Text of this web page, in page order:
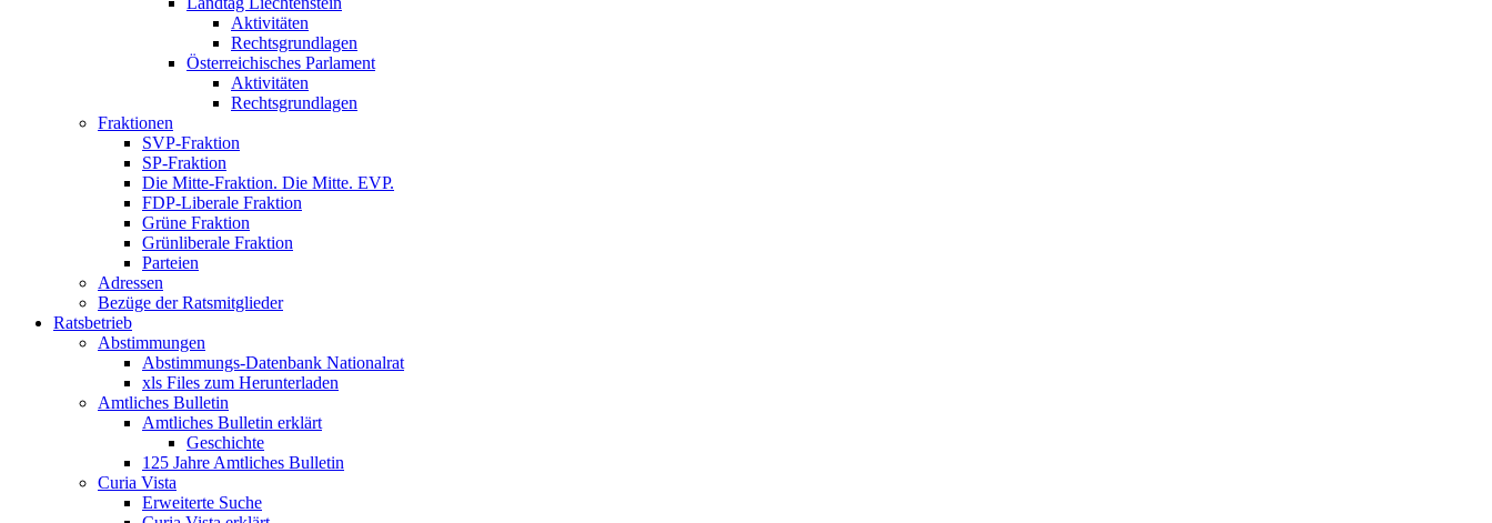
Aktivitäten
Rechtsgrundlagen
Österreichisches Parlament
Aktivitäten
Rechtsgrundlagen
Fraktionen
SVP-Fraktion
SP-Fraktion
Die Mitte-Fraktion. Die Mitte. EVP.
FDP-Liberale Fraktion
Grüne Fraktion
Grünliberale Fraktion
Parteien
Adressen
Bezüge der Ratsmitglieder
Ratsbetrieb
Abstimmungen
Abstimmungs-Datenbank Nationalrat
xls Files zum Herunterladen
Amtliches Bulletin
Amtliches Bulletin erklärt
Geschichte
125 Jahre Amtliches Bulletin
Curia Vista
Erweiterte Suche